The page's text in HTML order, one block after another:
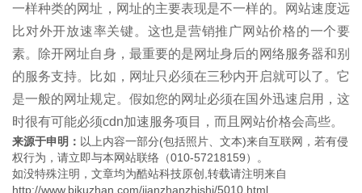
一样种类的网址，网址的主要表现是不一样的。网站速度远
比对外开放速率关键。这也是营销推广网站价格的一个要
素。除开网址自身，最重要的是网址身后的网络服务器和别
的服务支持。比如，网址只必须在三秒内开启就可以了。它
是一般的网址规定。假如您的网址必须在国外迅速启用，这
时很有可能必须cdn加速服务项目，而且网站价格会高些。
来源于申明： 以上内容一部分(包括照片、文本)来自互联网，若有侵
权行为，请立即与本网站联络（010-57218159）。
如没特殊注明，文章均为酷站科技原创,转载请注明来自
http://www.bjkuzhan.com/jianzhanzhishi/5010.html